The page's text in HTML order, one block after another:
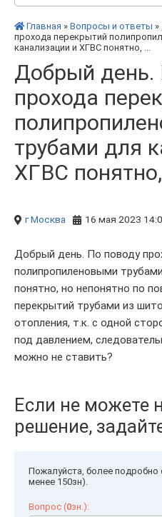
Главная » Вопросы и ответы
прохода перекрытий
канализации и ХГВС понятно, ...
Добрый день.
прохода
трубами для
ХГВС
г Москва 16 мая 2023
Добрый день. По поводу
полипропиленовыми
понятно, но непонятно по
перекрытий трубами из
отопления, т.к. с одной
под давлением,
можно не ставить?
Если не можете
решение,
Пожалуйста, более
менее 150зн).
Вопрос (0зн.):